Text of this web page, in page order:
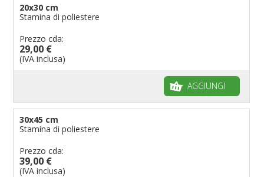
20x30 cm
Stamina di poliestere
Prezzo cda:
29,00 €
(IVA inclusa)
AGGIUNGI
30x45 cm
Stamina di poliestere
Prezzo cda:
39,00 €
(IVA inclusa)